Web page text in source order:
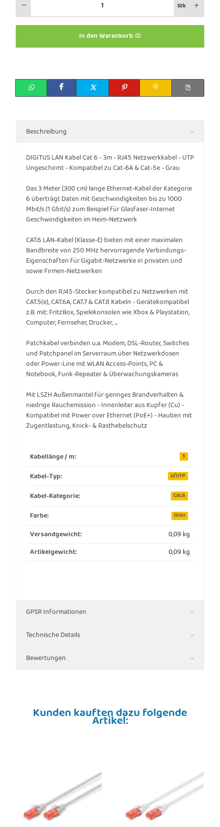
Stk
In den Warenkorb
Beschreibung
DIGITUS LAN Kabel Cat 6 - 3m - RJ45 Netzwerkkabel - UTP
Ungeschirmt - Kompatibel zu Cat-6A & Cat-5e - Grau
Das 3 Meter (300 cm) lange Ethernet-Kabel der Kategorie
6 überträgt Daten mit Geschwindigkeiten bis zu 1000
Mbit/s (1 Gbit/s) zum Beispiel für Glasfaser-Internet
Geschwindigkeiten im Heim-Netzwerk
CAT.6 LAN-Kabel (Klasse-E) bieten mit einer maximalen
Bandbreite von 250 MHz hervorragende Verbindungs-
Eigenschaften für Gigabit-Netzwerke in privaten und
sowie Firmen-Netzwerken
Durch den RJ45-Stecker kompatibel zu Netzwerken mit
CAT.5(e), CAT.6A, CAT.7 & CAT.8 Kabeln - Gerätekompatibel
z.B. mit: FritzBox, Spielekonsolen wie Xbox & Playstation,
Computer, Fernseher, Drucker, …
Patchkabel verbinden u.a. Modem, DSL-Router, Switches
und Patchpanel im Serverraum über Netzwerkdosen
oder Power-Line mit WLAN Access-Points, PC &
Notebook, Funk-Repeater & Überwachungskameras
Mit LSZH Außenmantel für geringes Brandverhalten &
niedrige Rauchemission - Innenleiter aus Kupfer (Cu) -
Kompatibel mit Power over Ethernet (PoE+) - Hauben mit
Zugentlastung, Knick- & Rasthebelschutz
Kabellänge / m: 3
Kabel-Typ: U/UTP
Kabel-Kategorie: Cat.6
Farbe: Grau
Versandgewicht:
0,09 kg
Artikelgewicht:
0,09 kg
GPSR Informationen
Technische Details
Bewertungen
Kunden kauften dazu folgende
Artikel: